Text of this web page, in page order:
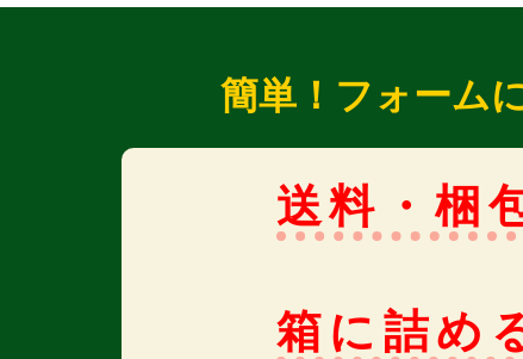
簡単！フォーム
送料・梱
箱に詰め